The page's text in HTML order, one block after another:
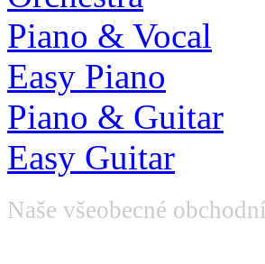
Piano & Vocal
Easy Piano
Piano & Guitar
Easy Guitar
Naše všeobecné